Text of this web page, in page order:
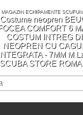
MAGAZIN ECHIPAMENTE
SCUBA STORE